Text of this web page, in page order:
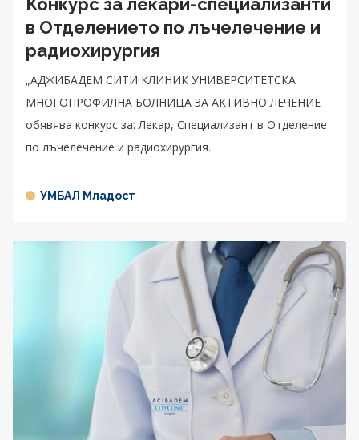
в Отделението по лъчелечение и
радиохирургия
„АДЖИБАДЕМ СИТИ КЛИНИК УНИВЕРСИТЕТСКА
МНОГОПРОФИЛНА БОЛНИЦА ЗА АКТИВНО ЛЕЧЕНИЕ
обявява конкурс за: Лекар, Специализант в Отделение
по лъчелечение и радиохирургия.
УМБАЛ Младост